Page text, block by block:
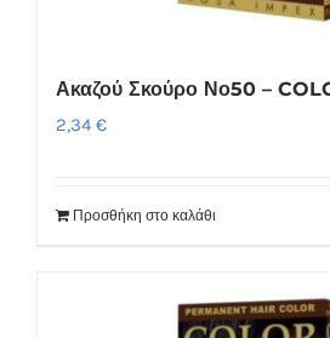
Ακαζού Σκούρο Νο50 –
2,34 €
Προσθήκη στο καλάθι